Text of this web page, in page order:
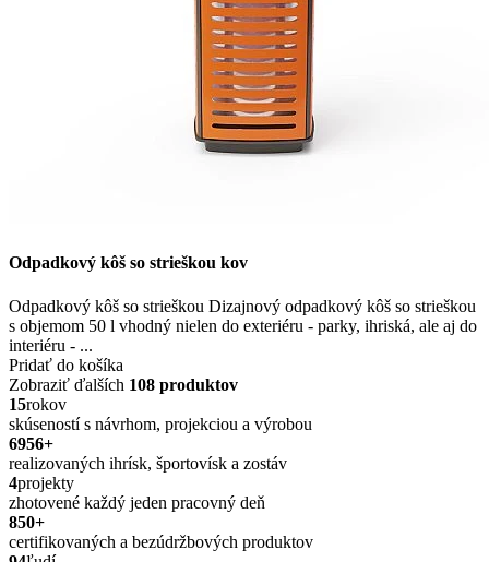
Odpadkový kôš so strieškou kov
Odpadkový kôš so strieškou Dizajnový odpadkový kôš so strieškou
s objemom 50 l vhodný nielen do exteriéru - parky, ihriská, ale aj do
interiéru - ...
Pridať do košíka
Zobraziť ďalších 108 produktov
15rokov
skúseností s návrhom, projekciou a výrobou
6956+
realizovaných ihrísk, športovísk a zostáv
4projekty
zhotovené každý jeden pracovný deň
850+
certifikovaných a bezúdržbových produktov